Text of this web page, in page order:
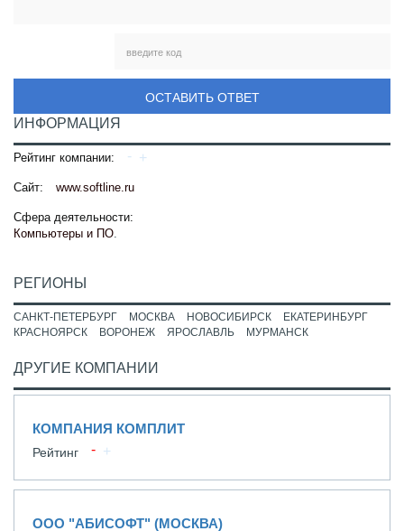
ОСТАВИТЬ ОТВЕТ
ИНФОРМАЦИЯ
Рейтинг компании:
Сайт: www.softline.ru
Сфера деятельности:
Компьютеры и ПО.
РЕГИОНЫ
САНКТ-ПЕТЕРБУРГ МОСКВА НОВОСИБИРСК
ЕКАТЕРИНБУРГ
КРАСНОЯРСК
ВОРОНЕЖ ЯРОСЛАВЛЬ МУРМАНСК
ДРУГИЕ КОМПАНИИ
КОМПАНИЯ КОМПЛИТ
Рейтинг
ООО "АБИСОФТ" (МОСКВА)